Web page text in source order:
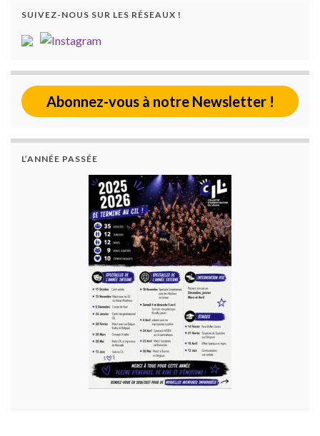
SUIVEZ-NOUS SUR LES RÉSEAUX !
Abonnez-vous à notre Newsletter !
L’ANNÉE PASSÉE